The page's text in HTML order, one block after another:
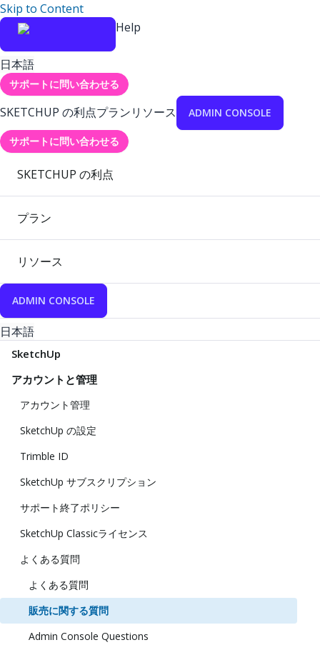
Skip to Content
Help
日本語
サポートに問い合わせる
SKETCHUP の利点プランリソース ADMIN CONSOLE
サポートに問い合わせる
SKETCHUP の利点
プラン
リソース
ADMIN CONSOLE
日本語
SketchUp
アカウントと管理
アカウント管理
SketchUp の設定
Trimble ID
SketchUp サブスクリプション
サポート終了ポリシー
SketchUp Classicライセンス
よくある質問
よくある質問
販売に関する質問
Admin Console Questions